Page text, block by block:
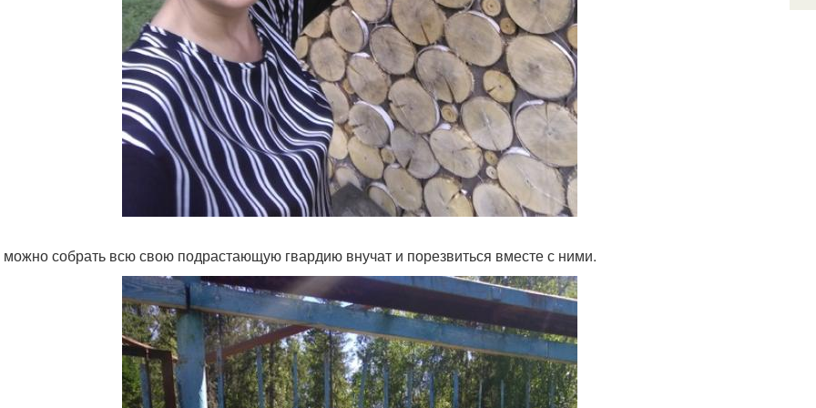
собрать всю свою подрастающую гвардию внучат и порезвиться вместе с ними.